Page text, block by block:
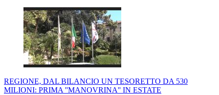
REGIONE, DAL BILANCIO UN TESORETTO DA 530
MILIONI: PRIMA ''MANOVRINA'' IN ESTATE